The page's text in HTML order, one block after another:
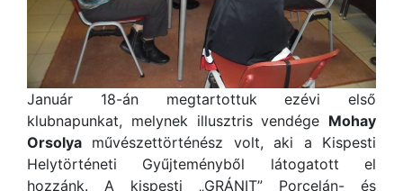
Január 18-án megtartottuk ezévi első
klubnapunkat, melynek illusztris vendége Mohay
Orsolya művészettörténész volt, aki a Kispesti
Helytörténeti Gyűjteményből látogatott el
hozzánk. A kispesti „GRÁNIT” Porcelán- és